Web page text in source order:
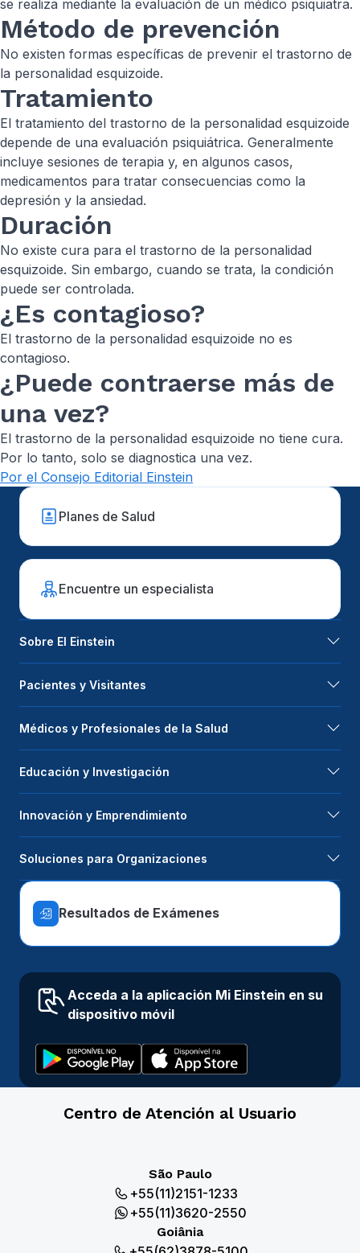
se realiza mediante la evaluación de un médico psiquiatra.
Método de prevención
No existen formas específicas de prevenir el trastorno de
la personalidad esquizoide.
Tratamiento
El tratamiento del trastorno de la personalidad esquizoide
depende de una evaluación psiquiátrica. Generalmente
incluye sesiones de terapia y, en algunos casos,
medicamentos para tratar consecuencias como la
depresión y la ansiedad.
Duración
No existe cura para el trastorno de la personalidad
esquizoide. Sin embargo, cuando se trata, la condición
puede ser controlada.
¿Es contagioso?
El trastorno de la personalidad esquizoide no es
contagioso.
¿Puede contraerse más de
una vez?
El trastorno de la personalidad esquizoide no tiene cura.
Por lo tanto, solo se diagnostica una vez.
Por el Consejo Editorial Einstein
Planes de Salud
Encuentre un especialista
Sobre El Einstein
Pacientes y Visitantes
Médicos y Profesionales de la Salud
Educación y Investigación
Innovación y Emprendimiento
Soluciones para Organizaciones
Resultados de Exámenes
Acceda a la aplicación Mi Einstein en su
dispositivo móvil
Centro de Atención al Usuario
São Paulo
+55(11)2151-1233
+55(11)3620-2550
Goiânia